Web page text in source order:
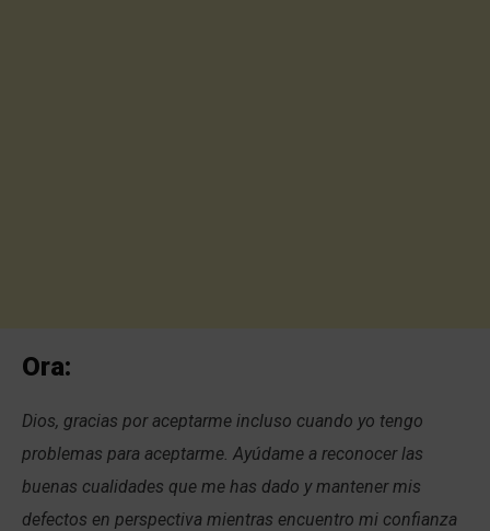
Ora:
Dios, gracias por aceptarme incluso cuando yo tengo
problemas para aceptarme. Ayúdame a reconocer las
buenas cualidades que me has dado y mantener mis
defectos en perspectiva mientras encuentro mi confianza